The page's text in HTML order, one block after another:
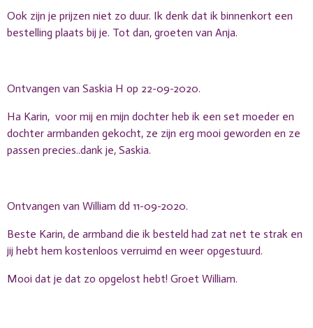
Ook zijn je prijzen niet zo duur. Ik denk dat ik binnenkort een
bestelling plaats bij je. Tot dan, groeten van Anja.
Ontvangen van Saskia H op 22-09-2020.
Ha Karin, voor mij en mijn dochter heb ik een set moeder en
dochter armbanden gekocht, ze zijn erg mooi geworden en ze
passen precies..dank je, Saskia.
Ontvangen van William dd 11-09-2020.
Beste Karin, de armband die ik besteld had zat net te strak en
jij hebt hem kostenloos verruimd en weer opgestuurd.
Mooi dat je dat zo opgelost hebt! Groet William.